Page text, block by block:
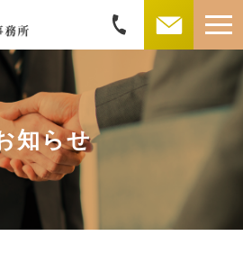
知らせ